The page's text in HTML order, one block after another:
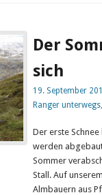
Der
sich
19. September
Ranger unterwegs,
Der erste
werden
Sommer
Stall. Auf
Almbauern aus